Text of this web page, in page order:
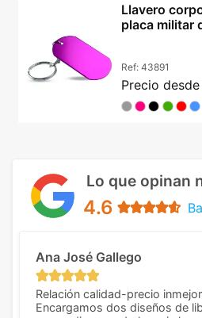
Llavero
placa militar
Ref: 43891
Precio desde
Lo que opinan
4.6
Ana José Gallego
Relación calidad-precio
Encargamos dos diseños de